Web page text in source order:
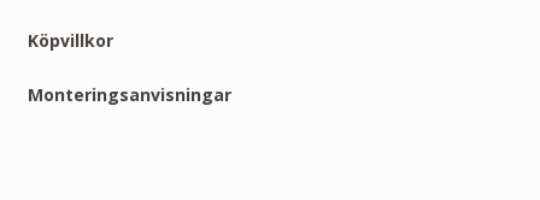
Köpvillkor
Monteringsanvisningar